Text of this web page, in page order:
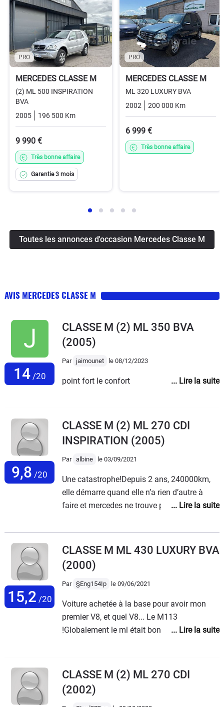
PRO
MERCEDES CLASSE M
(2) ML 500 INSPIRATION
BVA
2005
196 500 Km Essence
9 990 €
Très bonne affaire
Garantie 3 mois
PRO
MERCEDES CLASSE M
ML 320 LUXURY BVA
2002
200 000 Km
6 999 €
Très bonne affaire
Toutes les annonces d'occasion Mercedes Classe M
AVIS MERCEDES CLASSE M
14/20
CLASSE M (2) ML 350 BVA
(2005)
Par jaimounet le 08/12/2023
point fort le confort
9,8 /20
CLASSE M (2) ML 270 CDI
INSPIRATION (2005)
Par albine le 03/09/2021
Une catastrophe!Depuis 2 ans, 240000km,
elle démarre quand elle n’a rien d’autre à
faire et mercedes ne trouve pas ce qu’elle a
chez eux pendant environ 6 mois
consécutifs.Un gouffre financier.Un bon
point pour mercedes: on a toujours une
voiture de courtoisie - qui peut également
tomber en panne, c’est du vécu et je ne le
15,2 /20
CLASSE M ML 430 LUXURY BVA
(2000)
Par §Eng154Ip le 09/06/2021
Voiture achetée à la base pour avoir mon
premier V8, et quel V8... Le M113
!Globalement le ml était bon partout : pas
bagages, surprenant en rando
bivouacL'entretien est facile à faire soit
même et ne coûte rien (70€ : huile + filtre à
huile + filtre à air tous les ans)Par contre il
CLASSE M (2) ML 270 CDI
(2002)